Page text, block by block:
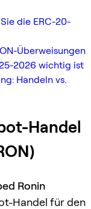
die ERC-20-
Überweisungen
2026 wichtig ist
Handeln vs.
Handel
Ronin
Handel für den